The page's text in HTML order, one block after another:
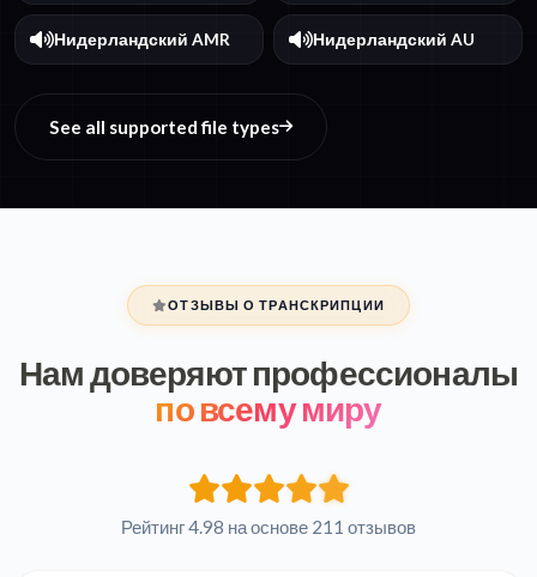
Нидерландский AMR Нидерландский AU
See all supported file types
ОТЗЫВЫ О ТРАНСКРИПЦИИ
Нам доверяют профессионалы
по всему миру
Рейтинг 4.98 на основе 211 отзывов